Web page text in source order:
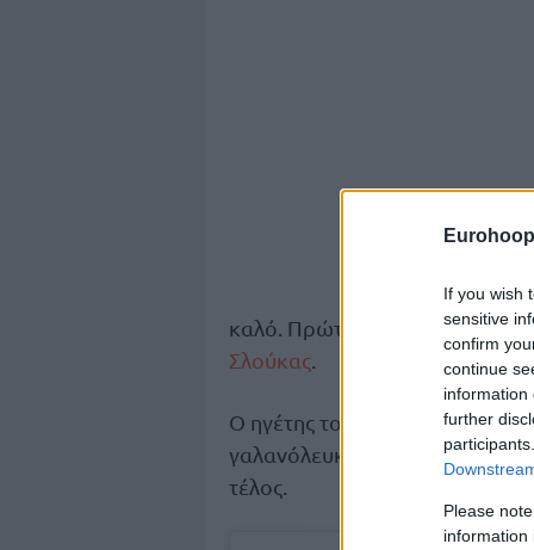
If you wish
sensitive
confirm
continue
information
further
Please
information
καλό. Πρώτος και καλύτερος,
Σλούκας
Ο ηγέτης του Παναθηναϊκού,
γαλανόλευκη, κάτι που εν
τέλος.